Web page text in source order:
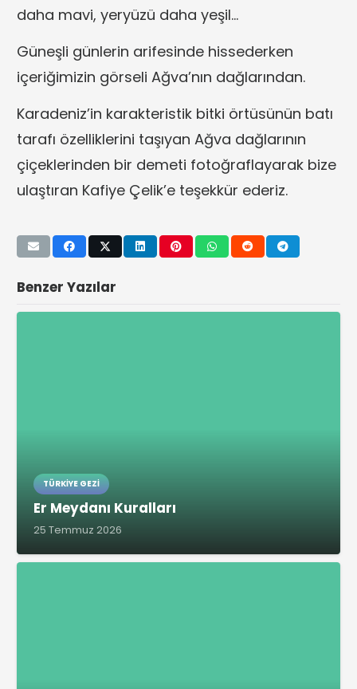
daha mavi, yeryüzü daha yeşil…
Güneşli günlerin arifesinde hissederken
içeriğimizin görseli Ağva’nın dağlarından.
Karadeniz’in karakteristik bitki örtüsünün batı
tarafı özelliklerini taşıyan Ağva dağlarının
çiçeklerinden bir demeti fotoğraflayarak bize
ulaştıran Kafiye Çelik’e teşekkür ederiz.
Benzer Yazılar
TÜRKIYE GEZI
Er Meydanı Kuralları
25 Temmuz 2026